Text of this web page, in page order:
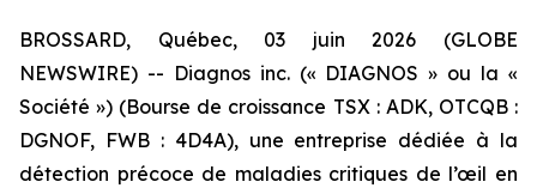
BROSSARD, Québec, 03 juin 2026 (GLOBE
NEWSWIRE) -- Diagnos inc. (« DIAGNOS » ou la «
Société ») (Bourse de croissance TSX : ADK, OTCQB :
DGNOF, FWB : 4D4A), une entreprise dédiée à la
détection précoce de maladies critiques de l’œil en